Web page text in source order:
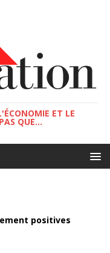
ET LE
QUE...
positives